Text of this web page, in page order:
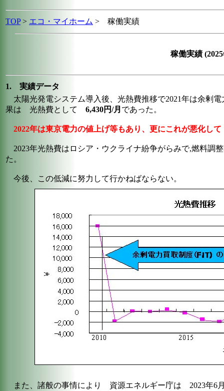
TOP> エコ・マイホーム > 稼働実績
稼働実績
1. 実績データ
太陽光発電システム導入後、光熱費推移で2021年は余剰
果は 光熱費として 6,430円/月 であった。
2022年は東京電力の値上げ等もあり、更にこれが悪化し
2023年光熱費はロシア・ウクライナ紛争がらみで,燃料調
た。
今後、この低減に努力して行かねばならない。
また、諸般の事情により 資源エネルギー庁は 2023年6